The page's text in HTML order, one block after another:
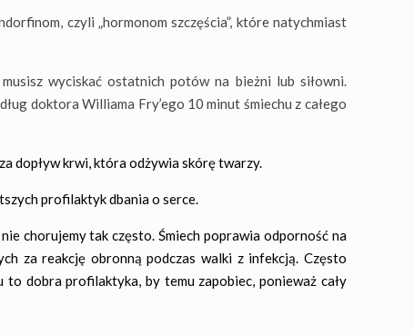
czyli „hormonom szczęścia”, które natychmiast
wyciskać ostatnich potów na bieżni lub siłowni.
doktora Williama Fry’ego 10 minut śmiechu z całego
dopływ krwi, która odżywia skórę twarzy.
profilaktyk dbania o serce.
chorujemy tak często. Śmiech poprawia odporność na
za reakcję obronną podczas walki z infekcją. Często
dobra profilaktyka, by temu zapobiec, ponieważ cały